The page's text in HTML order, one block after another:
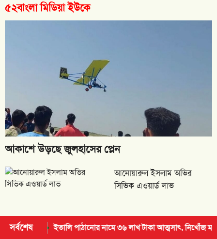
সর্বশেষ
পাঠানোর নামে ৩৬ লাখ টাকা আত্মসাৎ, নিখোঁজ মাদারীপুরের রাজীব
৫২বাংলা মিডিয়া ইউকে
আকাশে উড়ছে জুলহাসের প্লেন
আনোয়ারুল ইসলাম অভির
সিভিক এওয়ার্ড লাভ